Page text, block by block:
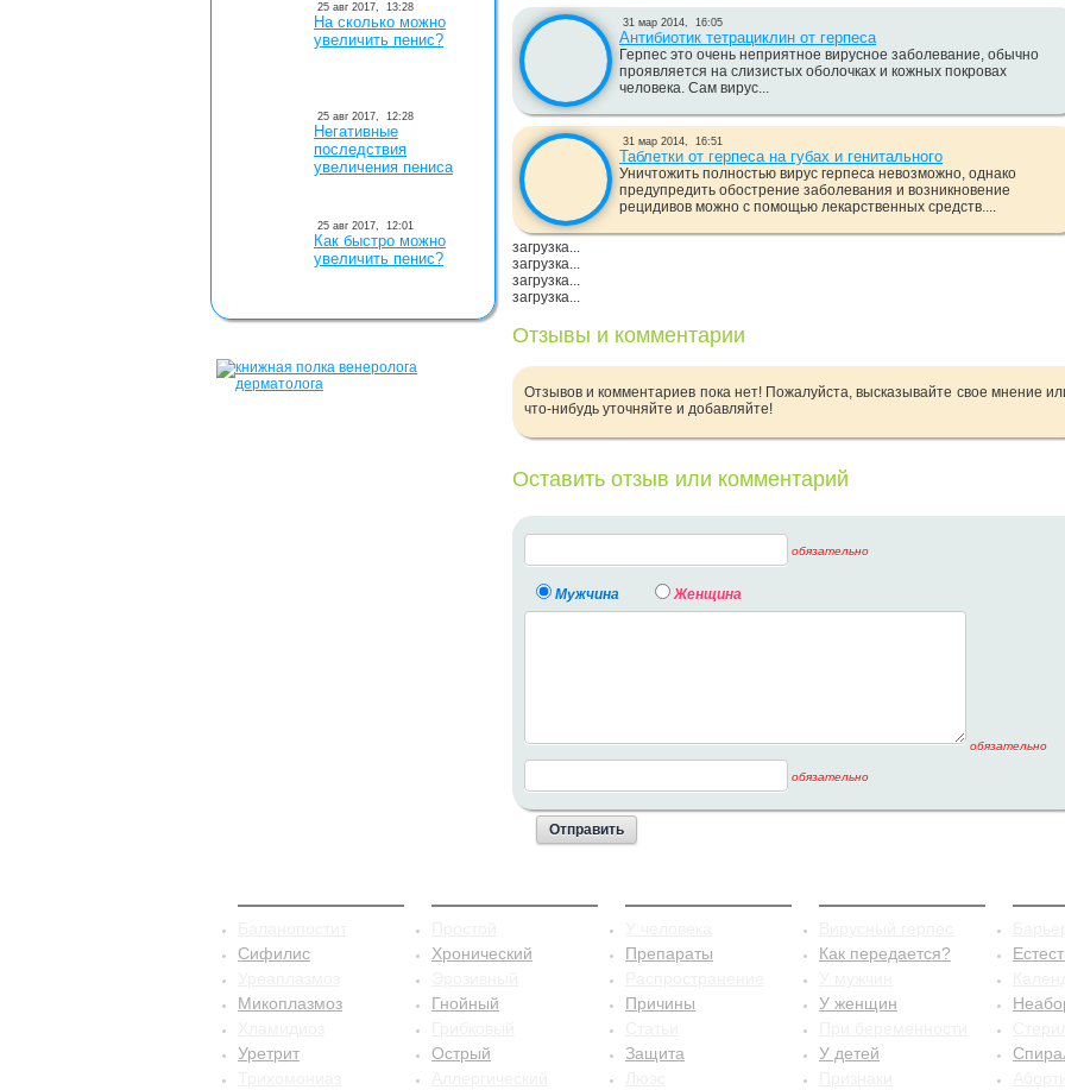
31 мар 2014, 16:05
Антибиотик тетрациклин от герпеса
Герпес это очень неприятное вирусное заболевание, обычно
проявляется на слизистых оболочках и кожных покровах
человека. Сам вирус...
31 мар 2014, 16:51
Таблетки от герпеса на губах и генитального
Уничтожить полностью вирус герпеса невозможно, однако
предупредить обострение заболевания и возникновение
рецидивов можно с помощью лекарственных средств....
загрузка...
загрузка...
загрузка...
загрузка...
Отзывы и комментарии
Отзывов и комментариев пока нет! Пожалуйста, высказывайте свое мнение
что-нибудь уточняйте и добавляйте!
Оставить отзыв или комментарий
обязательно
Мужчина Женщина
обязательно
обязательно
25 авг 2017, 13:28
На сколько можно
увеличить пенис?
25 авг 2017, 12:28
Негативные
последствия
увеличения пениса
25 авг 2017, 12:01
Как быстро можно
увеличить пенис?
Сифилис
Микоплазмоз
Уретрит
Хронический
Гнойный
Острый
Препараты
Причины
Защита
Как передается?
У женщин
У детей